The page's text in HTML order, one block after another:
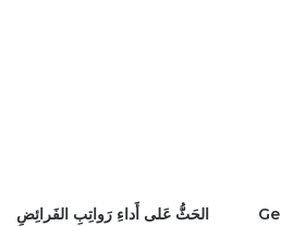
الحَثُّ عَلى أَداءِ رَواتِبِ الفَرائِضِ